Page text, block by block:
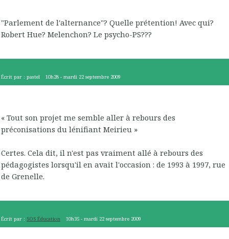
"Parlement de l'alternance"? Quelle prétention! Avec qui?
Robert Hue? Melenchon? Le psycho-PS???
Écrit par : pastel 10h28 -mardi 22 septembre 2009
« Tout son projet me semble aller à rebours des
préconisations du lénifiant Meirieu »
Certes. Cela dit, il n'est pas vraiment allé à rebours des
pédagogistes lorsqu'il en avait l'occasion : de 1993 à 1997, rue
de Grenelle.
Écrit par : SOS Éducation 10h35 -mardi 22 septembre 2009